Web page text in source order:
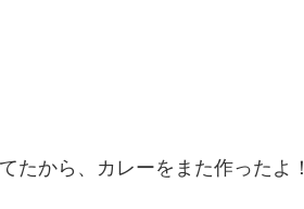
たから、カレーをまた作ったよ！